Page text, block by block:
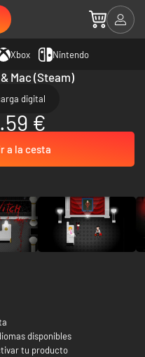
Xbox Nintendo
Mac (Steam)
digital
€
a la cesta
disponibles
tu producto